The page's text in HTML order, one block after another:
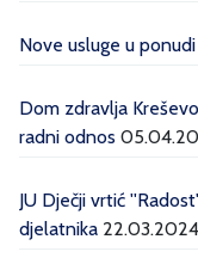
Nove usluge u ponudi
Dom zdravlja
radni odnos
JU Dječji vrtić
djelatnika